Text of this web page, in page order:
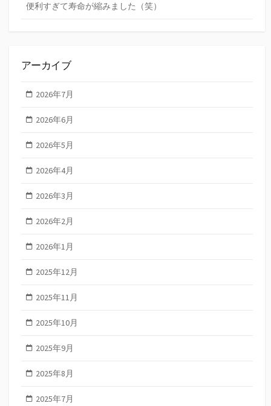
便利すぎて寿命が縮みました（笑）
アーカイブ
2026年7月
2026年6月
2026年5月
2026年4月
2026年3月
2026年2月
2026年1月
2025年12月
2025年11月
2025年10月
2025年9月
2025年8月
2025年7月